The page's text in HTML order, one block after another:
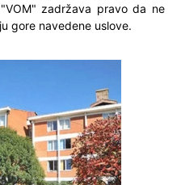
zadržava pravo da ne
gore navedene uslove.